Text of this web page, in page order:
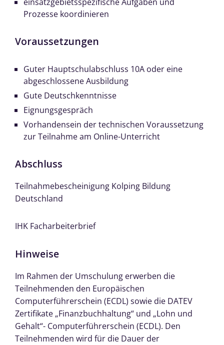
Prozesse koordinieren
Voraussetzungen
Guter Hauptschulabschluss 10A oder eine
abgeschlossene Ausbildung
Gute Deutschkenntnisse
Eignungsgespräch
Vorhandensein der technischen Voraussetzung
zur Teilnahme am Online-Unterricht
Abschluss
Teilnahmebescheinigung Kolping Bildung
Deutschland
IHK Facharbeiterbrief
Hinweise
Im Rahmen der Umschulung erwerben die
Teilnehmenden den Europäischen
Computerführerschein (ECDL) sowie die DATEV
Zertifikate „Finanzbuchhaltung“ und „Lohn und
Gehalt“- Computerführerschein (ECDL). Den
Teilnehmenden wird für die Dauer der